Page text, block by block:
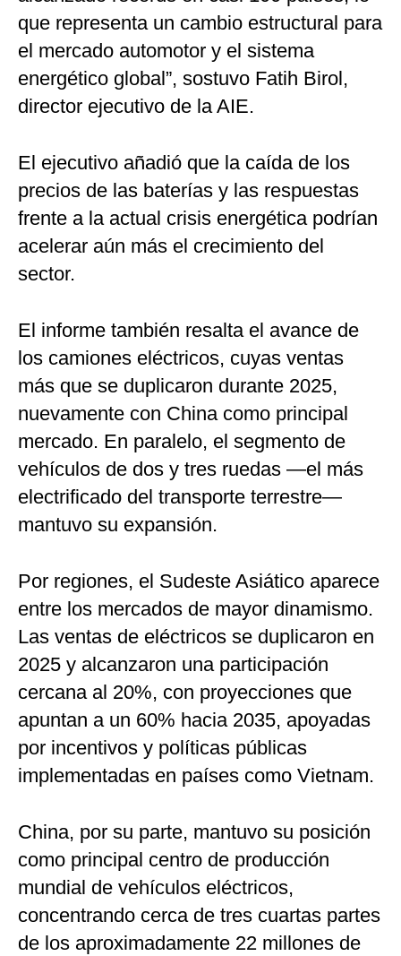
que representa un cambio estructural para
el mercado automotor y el sistema
energético global”, sostuvo Fatih Birol,
director ejecutivo de la AIE.
El ejecutivo añadió que la caída de los
precios de las baterías y las respuestas
frente a la actual crisis energética podrían
acelerar aún más el crecimiento del
sector.
El informe también resalta el avance de
los camiones eléctricos, cuyas ventas
más que se duplicaron durante 2025,
nuevamente con China como principal
mercado. En paralelo, el segmento de
vehículos de dos y tres ruedas —el más
electrificado del transporte terrestre—
mantuvo su expansión.
Por regiones, el Sudeste Asiático aparece
entre los mercados de mayor dinamismo.
Las ventas de eléctricos se duplicaron en
2025 y alcanzaron una participación
cercana al 20%, con proyecciones que
apuntan a un 60% hacia 2035, apoyadas
por incentivos y políticas públicas
implementadas en países como Vietnam.
China, por su parte, mantuvo su posición
como principal centro de producción
mundial de vehículos eléctricos,
concentrando cerca de tres cuartas partes
de los aproximadamente 22 millones de